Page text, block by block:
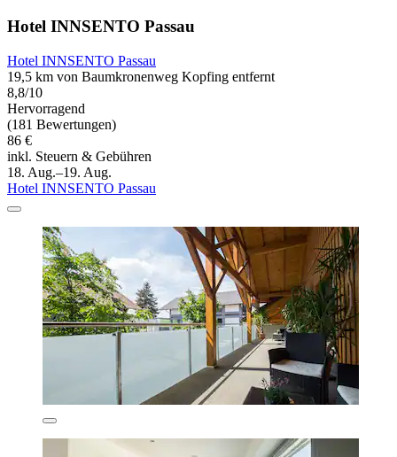
Hotel INNSENTO Passau
Hotel INNSENTO Passau
19,5 km von Baumkronenweg Kopfing entfernt
8,8/10
Hervorragend
(181 Bewertungen)
86 €
inkl. Steuern & Gebühren
18. Aug.–19. Aug.
Hotel INNSENTO Passau